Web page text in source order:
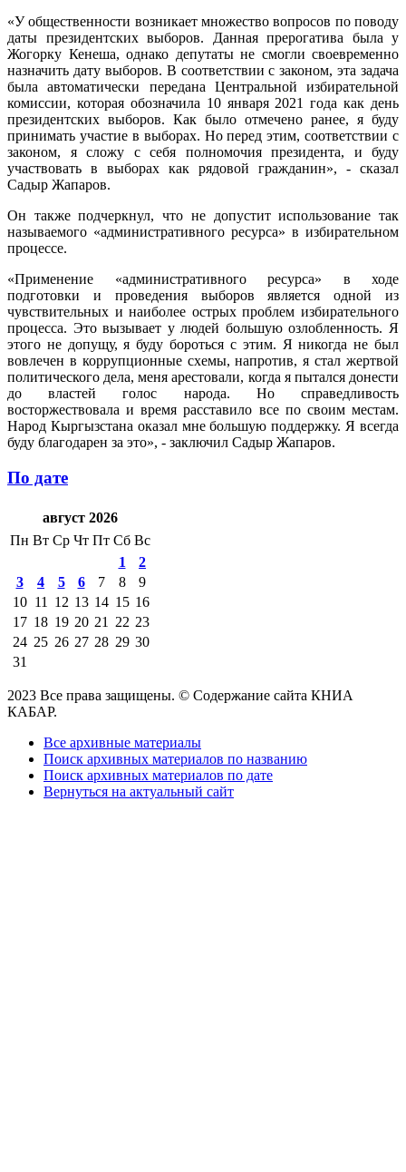
«У общественности возникает множество вопросов по поводу
даты президентских выборов. Данная прерогатива была у
Жогорку Кенеша, однако депутаты не смогли своевременно
назначить дату выборов. В соответствии с законом, эта задача
была автоматически передана Центральной избирательной
комиссии, которая обозначила 10 января 2021 года как день
президентских выборов. Как было отмечено ранее, я буду
принимать участие в выборах. Но перед этим, соответствии с
законом, я сложу с себя полномочия президента, и буду
участвовать в выборах как рядовой гражданин», - сказал
Садыр Жапаров.
Он также подчеркнул, что не допустит использование так
называемого «административного ресурса» в избирательном
процессе.
«Применение «административного ресурса» в ходе
подготовки и проведения выборов является одной из
чувствительных и наиболее острых проблем избирательного
процесса. Это вызывает у людей большую озлобленность. Я
этого не допущу, я буду бороться с этим. Я никогда не был
вовлечен в коррупционные схемы, напротив, я стал жертвой
политического дела, меня арестовали, когда я пытался донести
до властей голос народа. Но справедливость
восторжествовала и время расставило все по своим местам.
Народ Кыргызстана оказал мне большую поддержку. Я всегда
буду благодарен за это», - заключил Садыр Жапаров.
По дате
август 2026
Пн Вт Ср Чт Пт Сб Вс
1
2
3
4 5 6 7 8
9
10 11 12 13 14 15 16
17 18 19 20 21 22 23
24 25 26 27 28 29 30
31
2023 Все права защищены. © Содержание сайта КНИА
КАБАР.
Все архивные материалы
Поиск архивных материалов по названию
Поиск архивных материалов по дате
Вернуться на актуальный сайт